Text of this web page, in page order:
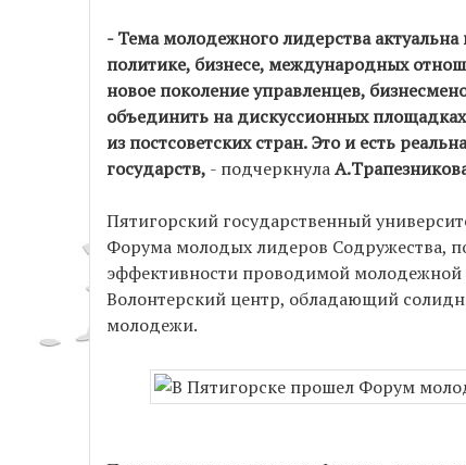
- Тема молодежного лидерства
политике, бизнесе, международных
новое поколение управленцев,
объединить на дискуссионных
из постсоветских стран. Это и есть
государств, - подчеркнула
Пятигорский государственный
Форума молодых лидеров Содружества,
эффективности проводимой
Волонтерский центр, обладающий
молодежи.